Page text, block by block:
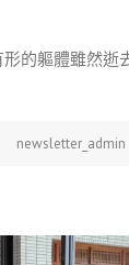
的軀體雖然逝
newsletter_admin